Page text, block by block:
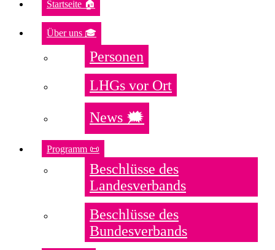
Startseite 🏠
Über uns 🎓
Personen
LHGs vor Ort
News 🗯️
Programm 📜
Beschlüsse des
Landesverbands
Beschlüsse des
Bundesverbands